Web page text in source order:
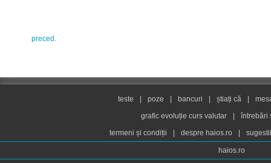
preced.
teste poze bancuri știați că
grafic evoluție curs valutar
întrebări
termeni și condiții
despre haios.ro
haios.ro